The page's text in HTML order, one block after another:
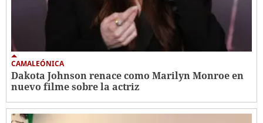
CAMALEÓNICA
Dakota Johnson renace como Marilyn Monroe en
nuevo filme sobre la actriz